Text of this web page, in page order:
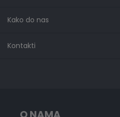
Kako do nas
Kontakti